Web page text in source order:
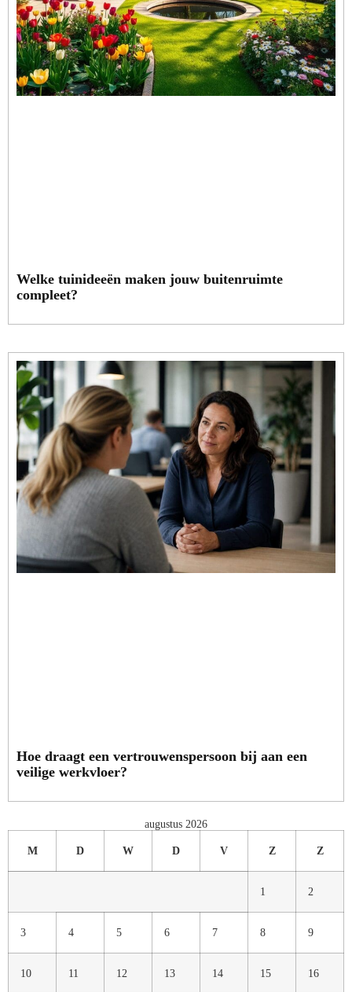
Welke tuinideeën maken jouw buitenruimte
compleet?
Hoe draagt een vertrouwenspersoon bij aan een
veilige werkvloer?
augustus 2026
M D W D V Z Z
1 2
3 4 5 6 7 8 9
10 11 12 13 14 15 16